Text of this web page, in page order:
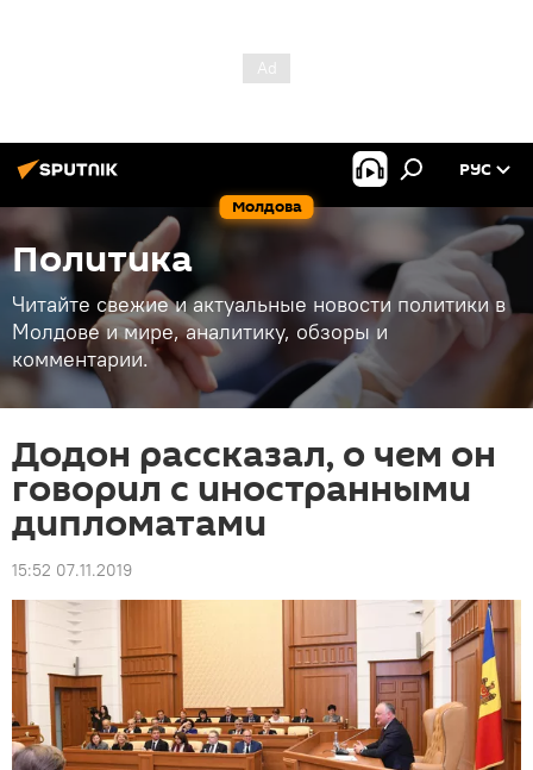
Молдова
РУС
Политика
Читайте свежие и актуальные новости политики в
Молдове и мире, аналитику, обзоры и
комментарии.
Додон рассказал, о чем он
говорил с иностранными
дипломатами
15:52 07.11.2019